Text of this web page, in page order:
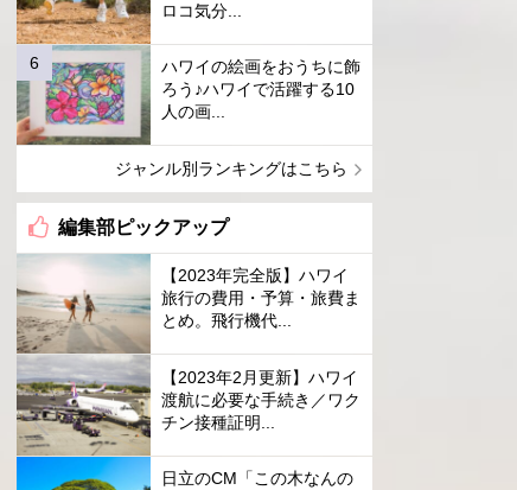
ロコ気分...
ハワイの絵画をおうちに飾
ろう♪ハワイで活躍する10
人の画...
ジャンル別ランキングはこちら
編集部ピックアップ
【2023年完全版】ハワイ
旅行の費用・予算・旅費ま
とめ。飛行機代...
【2023年2月更新】ハワイ
渡航に必要な手続き／ワク
チン接種証明...
日立のCM「この木なんの